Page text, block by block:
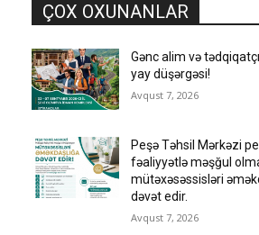
ÇOX OXUNANLAR
Gənc alim və
yay düşərgəsi!
Avqust 7, 2026
Peşə Təhsil Mərkəzi
fəaliyyətlə məşğul
mütəxəsəssisləri
dəvət edir.
Avqust 7, 2026